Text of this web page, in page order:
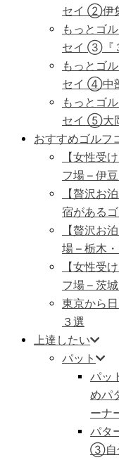
セイ ②伊
もっとゴ
セイ ➂『
もっとゴ
セイ ④中
もっとゴ
セイ ⑤大
おすすめゴルフ
【女性受
フ場 – 伊
【贅沢お
宿がある
【贅沢お
場 – 栃木
【女性受
フ場 – 茨
東京から
３選
上達したい
パット
パッ
めパ
ーナ
パタ
③自